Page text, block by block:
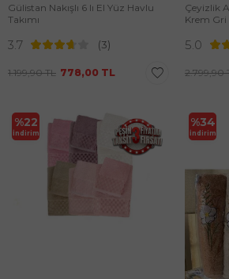
Gülistan Nakışlı 6 lı El Yüz Havlu
Takımı
3.7 (3)
1.199,90TL 778,00 TL
Çeyizlik
Krem Gri
5.0
2.799,90
%22
İndirim
%34
İndirim